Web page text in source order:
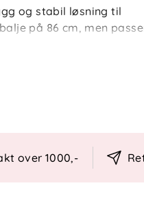
og stabil løsning til
på 86 cm, men
andre modeller opptil 86
over 1000,-